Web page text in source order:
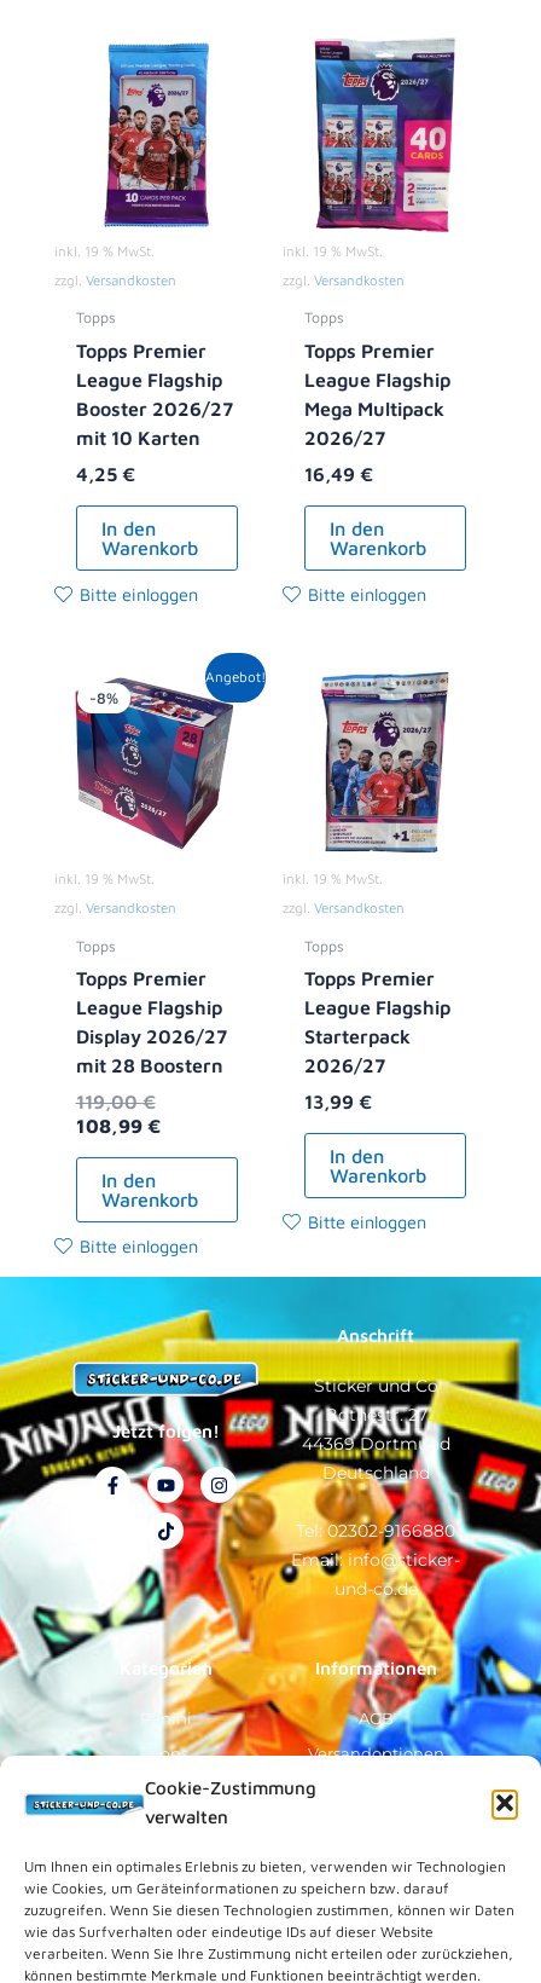
Cookie-Zustimmung
verwalten
Um Ihnen ein optimales Erlebnis zu bieten, verwenden wir Technologien
wie Cookies, um Geräteinformationen zu speichern bzw. darauf
zuzugreifen. Wenn Sie diesen Technologien zustimmen, können wir Daten
wie das Surfverhalten oder eindeutige IDs auf dieser Website
verarbeiten. Wenn Sie Ihre Zustimmung nicht erteilen oder zurückziehen,
können bestimmte Merkmale und Funktionen beeinträchtigt werden.
inkl. 19 % MwSt.
zzgl. Versandkosten
Topps
Topps Premier
League Flagship
Booster 2026/27
mit 10 Karten
4,25 €
In den
Warenkorb
Bitte einloggen
inkl. 19 % MwSt.
zzgl. Versandkosten
Topps
Topps Premier
League Flagship
Mega Multipack
2026/27
16,49 €
In den
Warenkorb
Bitte einloggen
Angebot!
-8%
inkl. 19 % MwSt.
zzgl. Versandkosten
Topps
Topps Premier
League Flagship
Display 2026/27
mit 28 Boostern
119,00€
Ursprünglicher
Preis
war:
119,00 €
108,99 €
Aktueller
Preis
ist:
108,99 €.
In den
Warenkorb
Bitte einloggen
inkl. 19 % MwSt.
zzgl. Versandkosten
Topps
Topps Premier
League Flagship
Starterpack
2026/27
13,99 €
In den
Warenkorb
Bitte einloggen
Jetzt folgen!
F
a
k
-
f
Y
o
u
t
u
b
e
I
n
s
t
a
g
r
a
m
T
i
k
t
o
k
Anschrift
Sticker und Co
Bothestr. 27
44369 Dortmund
Deutschland
Tel: 02302-9166880
Email: info@sticker-
und-co.de
Kategorien
Panini
Topps
Blue Ocean
Sammelfiguren
Vorverkauf
Informationen
AGB
Versandoptionen
Zahlungsoptionen
Über Uns
Rechtliches
Kundenkonto